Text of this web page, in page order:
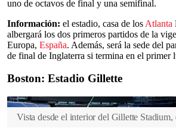
uno de octavos de final y una semifinal.
Información: el estadio, casa de los Atlanta
albergará los dos primeros partidos de la
Europa, España. Además, será la sede del
de final de Inglaterra si termina en el primer
Boston: Estadio Gillette
Vista desde el interior del Gillette Stadium,